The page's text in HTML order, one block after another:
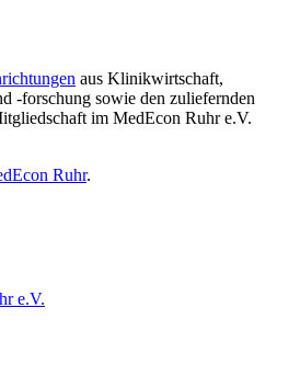
aus Klinikwirtschaft,
-forschung sowie den zuliefernden
im MedEcon Ruhr e.V.
Ruhr.
e.V.